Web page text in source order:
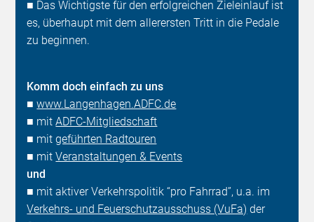
■ Das Wichtigste für den erfolgreichen Zieleinlauf ist
es, überhaupt mit dem allerersten Tritt in die Pedale
zu beginnen.
Komm doch einfach zu uns
■www.Langenhagen.ADFC.de
■ mitADFC-Mitgliedschaft
■ mitgeführten Radtouren
■ mitVeranstaltungen & Events
und
■ mit aktiver Verkehrspolitik “pro Fahrrad”, u.a. im
Verkehrs- und Feuerschutzausschuss (VuFa) der